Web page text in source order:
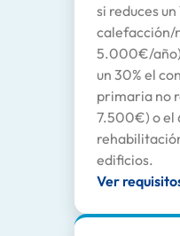
si reduces
calefacción/
5.000€/
un 30% el
primaria no
7.500€) o el
edificios.
Ver